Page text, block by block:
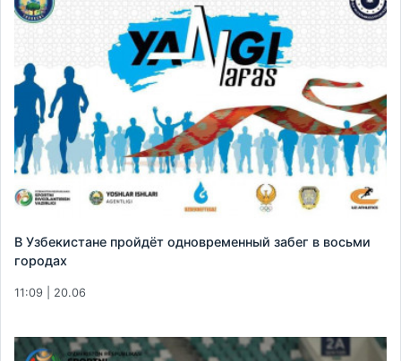
В Узбекистане пройдёт одновременный забег в восьми
городах
11:09 | 20.06